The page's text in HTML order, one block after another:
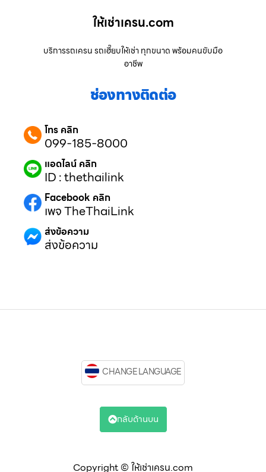
ให้เช่าเครน.com
บริการรถเครน รถเฮี๊ยบให้เช่า ทุกขนาด พร้อมคนขับมือ
อาชีพ
ช่องทางติดต่อ
โทร คลิก
099-185-8000
แอดไลน์ คลิก
ID : thethailink
Facebook คลิก
เพจ TheThaiLink
ส่งข้อความ
ส่งข้อความ
Copyright © ให้เช่าเครน.com
CHANGE LANGUAGE
กลับด้านบน